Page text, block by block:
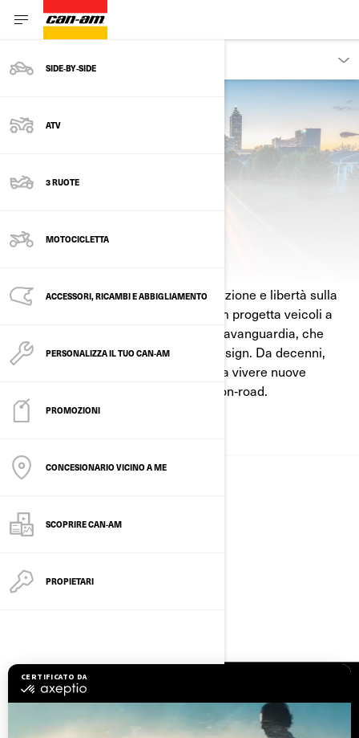
SIDE‑BY‑SIDE
ATV
3 RUOTE
MOTOCICLETTA
ACCESSORI, RICAMBI E ABBIGLIAMENTO
PERSONALIZZA IL TUO CAN-AM
PROMOZIONI
CONCESIONARIO VICINO A ME
SCOPRIRE CAN-AM
PROPIETARI
CHI È CAN‑AM
Can‑Am rappresenta potenza, innovazione e libertà sulla
strada. Parte del gruppo BRP, Can‑Am progetta veicoli a
tre ruote e motociclette elettriche all’avanguardia, che
uniscono prestazioni, tecnologia e design. Da decenni,
Can‑Am ispira rider in tutto il mondo a vivere nuove
avventure e a ridefinire l’esperienza on‑road.
Serve assistenza
Diventa un concessionario